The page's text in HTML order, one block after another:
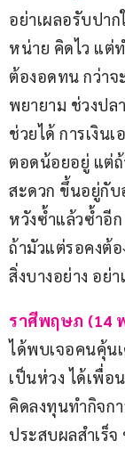
อย่าเผลอรับปา
หน่าย คิดไว แต่
ต้องอดทน กว่าจ
พยายาม ช่วงป
ช่วยได้ การเงิน
ตอดน้อยอยู่ แต่ถ้
สะดวก ขึ้นอยู่กั
หวังซ้ำแล้วซ้ำอี
ถ้ามัวแต่รอคงต้
สิ่งบางอย่าง อย่
ราศีพฤษภ (14
ได้พบเจอคนคุ้นเ
เป็นห่วง ได้เพื่อ
คิดลงทุนทำกิจก
ประสบผลสำเร็